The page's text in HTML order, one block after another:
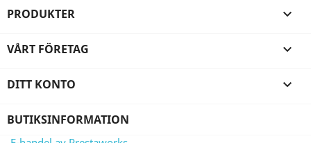
PRODUKTER 
VÅRT FÖRETAG 
DITT KONTO 
BUTIKSINFORMATION